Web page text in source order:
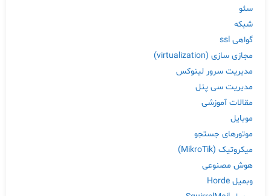
سئو
شبکه
گواهی ssl
مجازی سازی (virtualization)
مدیریت سرور لینوکس
مدیریت سی پنل
مقالات آموزشی
موبایل
موتورهای جستجو
میکروتیک (MikroTik)
هوش مصنوعی
وبمیل Horde